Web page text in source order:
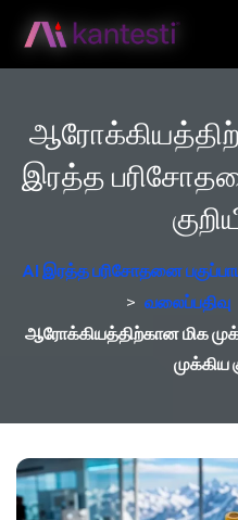
இரத்த
AI இரத்த பரிசோதனை
> வலைப்பதிவு
ஆரோக்கியத்திற்கான மிக
முக்கிய